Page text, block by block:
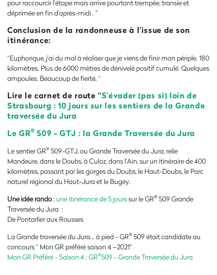
pour raccourcir l’étape mais arrive pourtant trempée, transie et
déprimée en fin d’après-midi . "
Conclusion de la randonneuse à l’issue de son
itinérance:
“Euphorique, j’ai du mal à réaliser que je viens de finir mon périple. 180
kilomètres. Plus de 6000 mètres de dénivelé positif cumulé. Quelques
ampoules. Beaucoup de fierté. “
Lire le carnet de route “S’évader (pas si) loin de
Strasbourg : 10 jours sur les sentiers de la Grande
traversée du Jura
Le GR® 509 - GTJ : la Grande Traversée du Jura
Le sentier GR® 509-GTJ, ou Grande Traversée du Jura, relie
Mandeure, dans le Doubs, à Culoz, dans l'Ain, sur un itinéraire de 400
kilomètres, passant par les gorges du Doubs, le Haut-Doubs, le Parc
naturel régional du Haut-Jura et le Bugey.
Une idée rando: une itinérance de 5 jourssur le GR® 509 Grande
Traversée du Jura :
De Pontarlier aux Rousses
La Grande traversée du Jura... à pied - GR® 509 était candidate au
concours “ Mon GR préféré saison 4 –2021"
Mon GR Préféré - Saison 4 : GR®509 - Grande Traversée du Jura